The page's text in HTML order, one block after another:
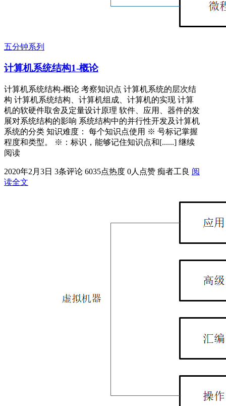
五分钟系列
计算机系统结构1-概论
计算机系统结构-概论 考察知识点 计算机系统的层次结
构 计算机系统结构、计算机组成、计算机的实现 计算
机的软硬件取舍及定量设计原理 软件、应用、器件的发
展对系统结构的影响 系统结构中的并行性开发及计算机
系统的分类 知识难度： 每个知识点使用 ※ 号标记掌握
程度和类型。 ※：标识，能够记住知识点和[......] 继续
阅读
2020年2月3日 3条评论 6035点热度 0人点赞 痴者工良 阅
读全文